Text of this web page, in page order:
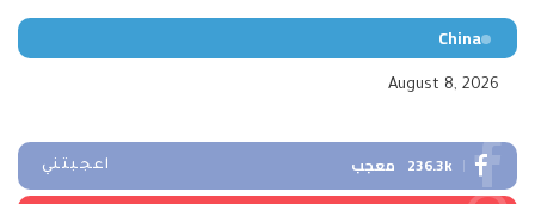
China
August 8, 2026
236.3k معجب اعجبتني